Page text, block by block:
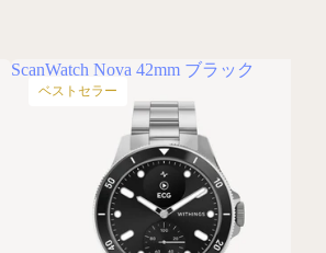
ScanWatch Nova 42mm ブラック
ベストセラー